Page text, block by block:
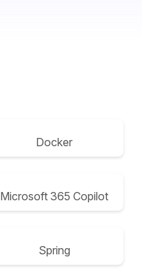
Docker
Microsoft 365 Copilot
Spring